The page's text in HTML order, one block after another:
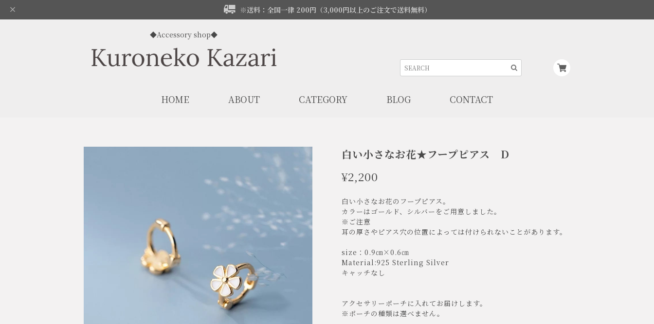
※送料：全国一律 200円（3,000円以上のご注文で送料無料）
◆Accessory shop◆
HOME ABOUT CATEGORY BLOG CONTACT
白い小さなお花★フープピアス D
¥2,200
白い小さなお花のフープピアス。
カラーはゴールド、シルバーをご用意しました。
※ご注意
耳の厚さやピアス穴の位置によっては付けられないことがあります。
size：0.9㎝×0.6㎝
Material:925 Sterling Silver
キャッチなし
アクセサリーポーチに入れてお届けします。
※ポーチの種類は選べません。